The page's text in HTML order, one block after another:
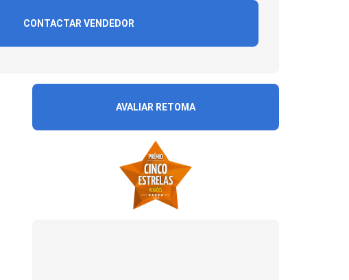
CONTACTAR VENDEDOR
AVALIAR RETOMA